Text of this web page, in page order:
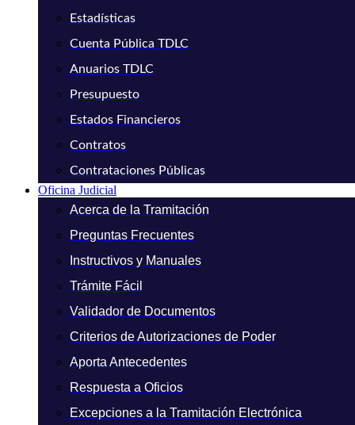
Estadísticas
Cuenta Pública TDLC
Anuarios TDLC
Presupuesto
Estados Financieros
Contratos
Contrataciones Públicas
Oficina Judicial
Acerca de la Tramitación
Preguntas Frecuentes
Instructivos y Manuales
Trámite Fácil
Validador de Documentos
Criterios de Autorizaciones de Poder
Aporta Antecedentes
Respuesta a Oficios
Excepciones a la Tramitación Electrónica